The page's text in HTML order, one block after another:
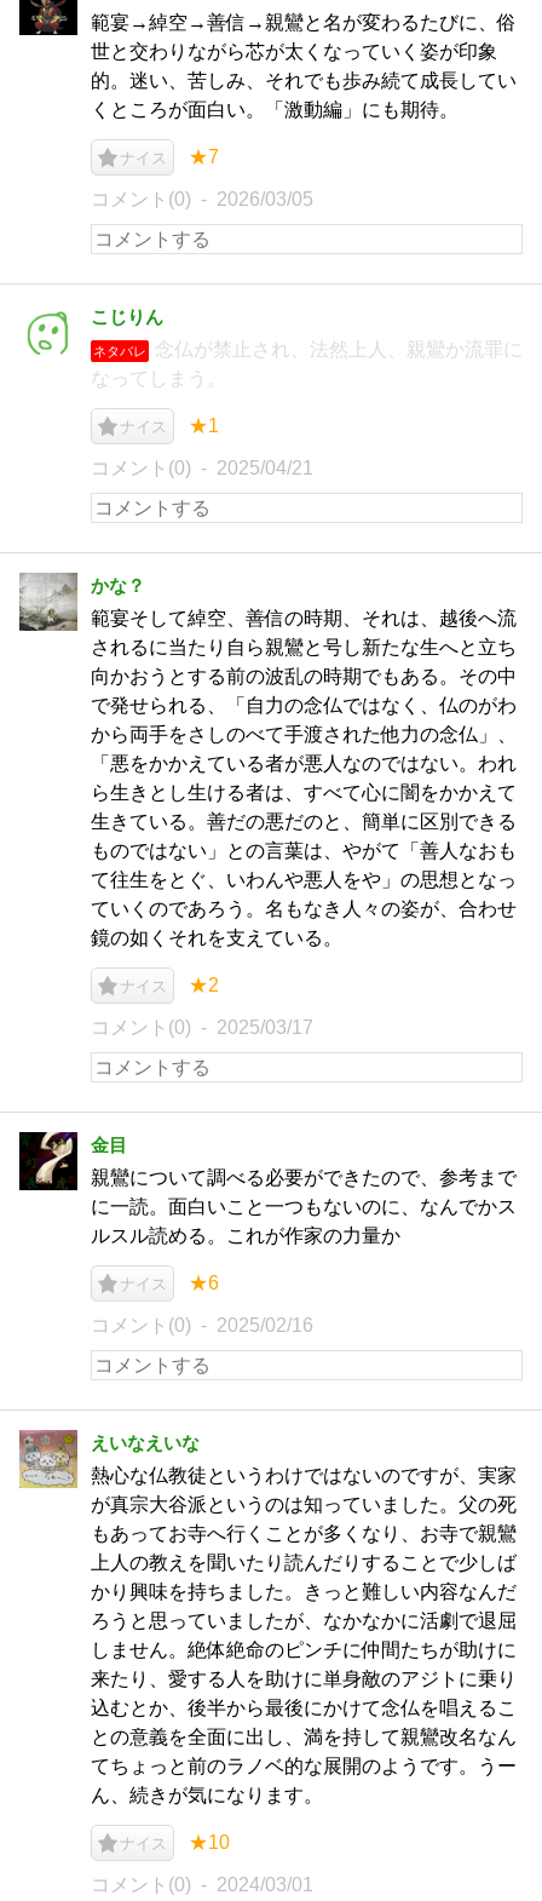
範宴→綽空→善信→親鸞と名が変わるたびに、俗
世と交わりながら芯が太くなっていく姿が印象
的。迷い、苦しみ、それでも歩み続て成長してい
くところが面白い。「激動編」にも期待。
ナイス ★7
コメント(0) 2026/03/05
こじりん
ネタバレ
念仏が禁止され、法然上人、親鸞か流罪に
なってしまう。
ナイス ★1
コメント(0) 2025/04/21
かな？
範宴そして綽空、善信の時期、それは、越後へ流
されるに当たり自ら親鸞と号し新たな生へと立ち
向かおうとする前の波乱の時期でもある。その中
で発せられる、「自力の念仏ではなく、仏のがわ
から両手をさしのべて手渡された他力の念仏」、
「悪をかかえている者が悪人なのではない。われ
ら生きとし生ける者は、すべて心に闇をかかえて
生きている。善だの悪だのと、簡単に区別できる
ものではない」との言葉は、やがて「善人なおも
て往生をとぐ、いわんや悪人をや」の思想となっ
ていくのであろう。名もなき人々の姿が、合わせ
鏡の如くそれを支えている。
ナイス ★2
コメント(0) 2025/03/17
金目
親鸞について調べる必要ができたので、参考まで
に一読。面白いこと一つもないのに、なんでかス
ルスル読める。これが作家の力量か
ナイス ★6
コメント(0) 2025/02/16
えいなえいな
熱心な仏教徒というわけではないのですが、実家
が真宗大谷派というのは知っていました。父の死
もあってお寺へ行くことが多くなり、お寺で親鸞
上人の教えを聞いたり読んだりすることで少しば
かり興味を持ちました。きっと難しい内容なんだ
ろうと思っていましたが、なかなかに活劇で退屈
しません。絶体絶命のピンチに仲間たちが助けに
来たり、愛する人を助けに単身敵のアジトに乗り
込むとか、後半から最後にかけて念仏を唱えるこ
との意義を全面に出し、満を持して親鸞改名なん
てちょっと前のラノベ的な展開のようです。うー
ん、続きが気になります。
ナイス ★10
コメント(0) 2024/03/01